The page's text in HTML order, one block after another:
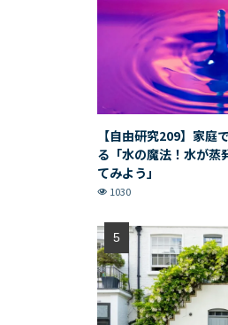
【自由研究209】家庭
る「水の魔法！水が蒸
てみよう」
1030